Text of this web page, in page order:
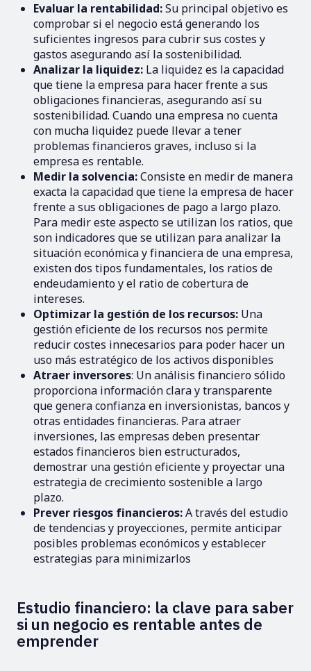
Evaluar la rentabilidad:Su principal objetivo es
comprobar si el negocio está generando los
suficientes ingresos para cubrir sus costes y
gastos asegurando así la sostenibilidad.
Analizar la liquidez: La liquidez es la capacidad
que tiene la empresa para hacer frente a sus
obligaciones financieras, asegurando así su
sostenibilidad. Cuando una empresa no cuenta
con mucha liquidez puede llevar a tener
problemas financieros graves, incluso si la
empresa es rentable.
Medir la solvencia:Consiste en medir de manera
exacta la capacidad que tiene la empresa de hacer
frente a sus obligaciones de pago a largo plazo.
Para medir este aspecto se utilizan los ratios, que
son indicadores que se utilizan para analizar la
situación económica y financiera de una empresa,
existen dos tipos fundamentales, los ratios de
endeudamiento y el ratio de cobertura de
intereses.
Optimizar la gestión de los recursos: Una
gestión eficiente de los recursos nos permite
reducir costes innecesarios para poder hacer un
uso más estratégico de los activos disponibles
Atraer inversores: Un análisis financiero sólido
proporciona información clara y transparente
que genera confianza en inversionistas, bancos y
otras entidades financieras. Para atraer
inversiones, las empresas deben presentar
estados financieros bien estructurados,
demostrar una gestión eficiente y proyectar una
estrategia de crecimiento sostenible a largo
plazo.
Prever riesgos financieros:A través del estudio
de tendencias y proyecciones, permite anticipar
posibles problemas económicos y establecer
estrategias para minimizarlos
Estudio financiero: la clave para saber
si un negocio es rentable antes de
emprender